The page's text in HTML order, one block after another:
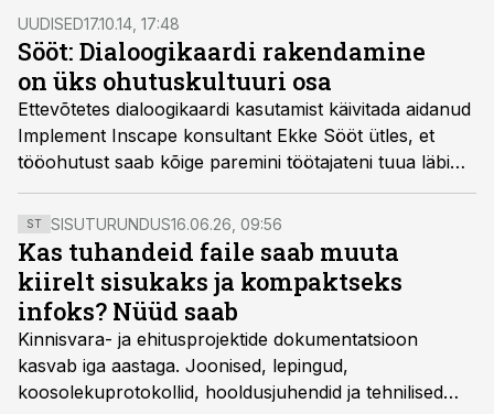
UUDISED17.10.14, 17:48
Sööt: Dialoogikaardi rakendamine
on üks ohutuskultuuri osa
Ettevõtetes dialoogikaardi kasutamist käivitada aidanud
Implement Inscape konsultant Ekke Sööt ütles, et
tööohutust saab kõige paremini töötajateni tuua läbi
väärtuste muutmise protsessi. Dialoogikaart on üks
töövahend, mille väljatöötamine võtab Söödi sõnul
ettevõttes aega 1-2 kuud.
ST SISUTURUNDUS16.06.26, 09:56
Kas tuhandeid faile saab muuta
kiirelt sisukaks ja kompaktseks
infoks? Nüüd saab
Kinnisvara- ja ehitusprojektide dokumentatsioon
kasvab iga aastaga. Joonised, lepingud,
koosolekuprotokollid, hooldusjuhendid ja tehnilised